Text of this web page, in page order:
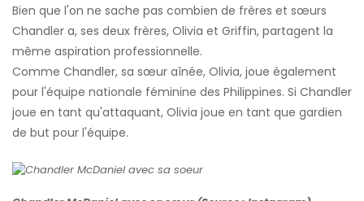
Bien que l'on ne sache pas combien de frères et sœurs
Chandler a, ses deux frères, Olivia et Griffin, partagent la
même aspiration professionnelle.
Comme Chandler, sa sœur aînée, Olivia, joue également
pour l'équipe nationale féminine des Philippines. Si Chandler
joue en tant qu'attaquant, Olivia joue en tant que gardien
de but pour l'équipe.